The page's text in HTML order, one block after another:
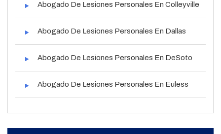
Abogado De Lesiones Personales En Colleyville
Abogado De Lesiones Personales En Dallas
Abogado De Lesiones Personales En DeSoto
Abogado De Lesiones Personales En Euless